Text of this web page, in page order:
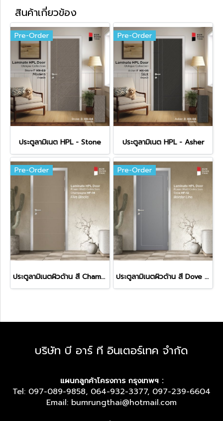
สินค้าเกี่ยวข้อง
Pre-Order
ประตูลามิเนต HPL - Stone
Pre-Order
ประตูลามิเนต HPL - Asher
Pre-Order
ประตูลามิเนตผิวด้าน สี Champagne (HF-14)
Pre-Order
ประตูลามิเนตผิวด้าน สี Dove (HF-12)
บริษัท บี อาร์ ที อินเตอร์เทค จำกัด
แผนกลูกค้าโครงการ กรุงเทพฯ :
Tel: 097-089-9858, 064-932-3377, 097-239-6604
Email: bumrungthai@hotmail.com